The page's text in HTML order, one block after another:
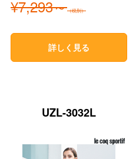
¥7,293～（税別）
詳しく見る
UZL-3032L